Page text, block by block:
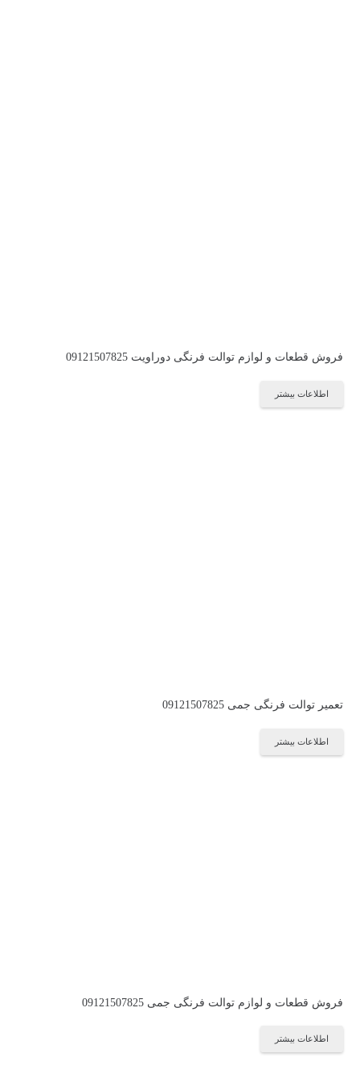
فروش قطعات و لوازم توالت فرنگی دوراویت 09121507825
اطلاعات بیشتر
تعمیر توالت فرنگی جمی 09121507825
اطلاعات بیشتر
فروش قطعات و لوازم توالت فرنگی جمی 09121507825
اطلاعات بیشتر